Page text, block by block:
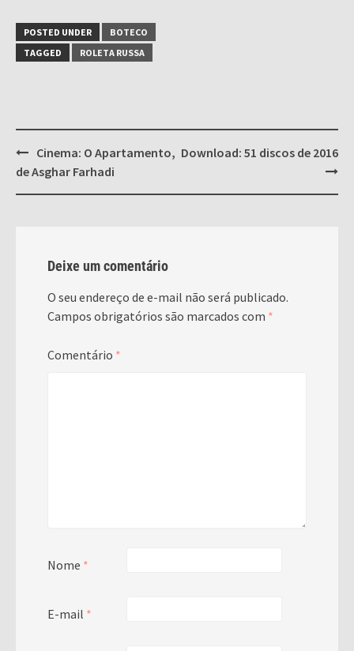
POSTED UNDER
BOTECO
TAGGED
ROLETA RUSSA
Post
navigation
Cinema: O Apartamento,
de Asghar Farhadi
Download: 51 discos de 2016
Deixe um comentário
O seu endereço de e-mail não será publicado.
Campos obrigatórios são marcados com *
Comentário *
Nome *
E-mail *